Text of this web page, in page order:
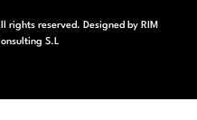
rights reserved. Designed by RIM
S.L